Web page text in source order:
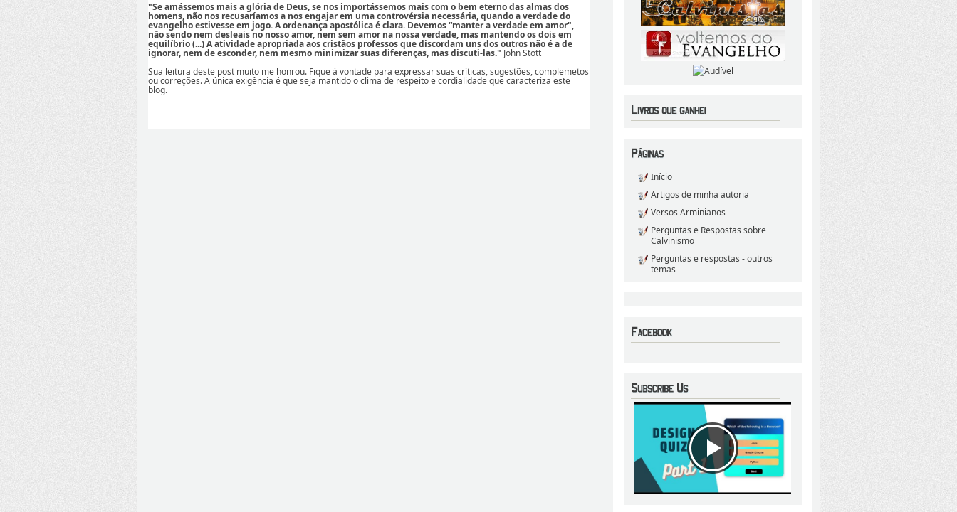
Início
Artigos de minha autoria
Versos Arminianos
Perguntas e Respostas sobre
Calvinismo
Perguntas e respostas - outros
temas
"Se amássemos mais a glória de Deus, se nos importássemos mais com o bem eterno das almas dos
homens, não nos recusaríamos a nos engajar em uma controvérsia necessária, quando a verdade do
evangelho estivesse em jogo. A ordenança apostólica é clara. Devemos “manter a verdade em amor",
não sendo nem desleais no nosso amor, nem sem amor na nossa verdade, mas mantendo os dois em
equilíbrio (...) A atividade apropriada aos cristãos professos que discordam uns dos outros não é a de
ignorar, nem de esconder, nem mesmo minimizar suas diferenças, mas discuti-las." John Stott
Sua leitura deste post muito me honrou. Fique à vontade para expressar suas críticas, sugestões, complemetos
ou correções. A única exigência é que seja mantido o clima de respeito e cordialidade que caracteriza este
blog.